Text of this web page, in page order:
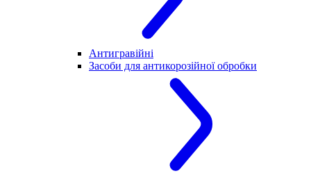
Антигравійні
Засоби для антикорозійної обробки